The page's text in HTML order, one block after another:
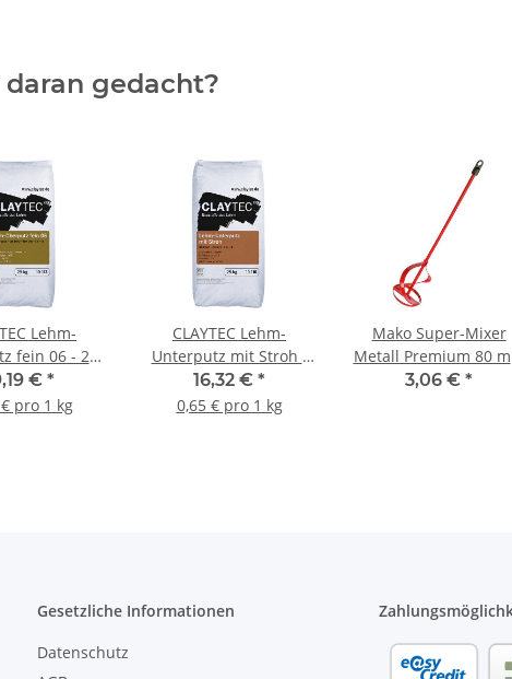
gedacht?
Lehm-
fein 06 - 25
Sack
€ *
pro 1 kg
CLAYTEC Lehm-
Unterputz mit Stroh -
25 kg Sack
16,32 € *
0,65 € pro 1 kg
Mako Super-Mixer
Metall Premium 80
- 1 Stück
3,06 € *
Gesetzliche Informationen
Datenschutz